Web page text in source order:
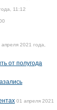
11:12
апреля 2021 года,
от полугода
01 апреля 2021